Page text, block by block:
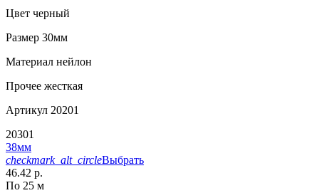
Цвет черный
Размер 30мм
Материал нейлон
Прочее жесткая
Артикул 20201
20301
38мм
checkmark_alt_circleВыбрать
46.42 р.
По 25 м